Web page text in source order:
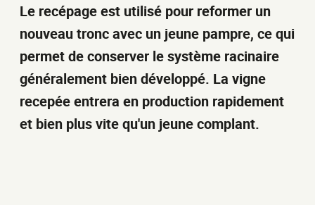
Le recépage est utilisé pour reformer un
nouveau tronc avec un jeune pampre, ce qui
permet de conserver le système racinaire
généralement bien développé. La vigne
recepée entrera en production rapidement
et bien plus vite qu'un jeune complant.